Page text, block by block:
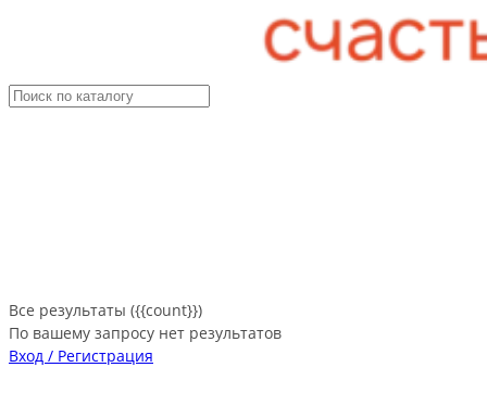
Все результаты ({{count}})
По вашему запросу нет результатов
Вход / Регистрация